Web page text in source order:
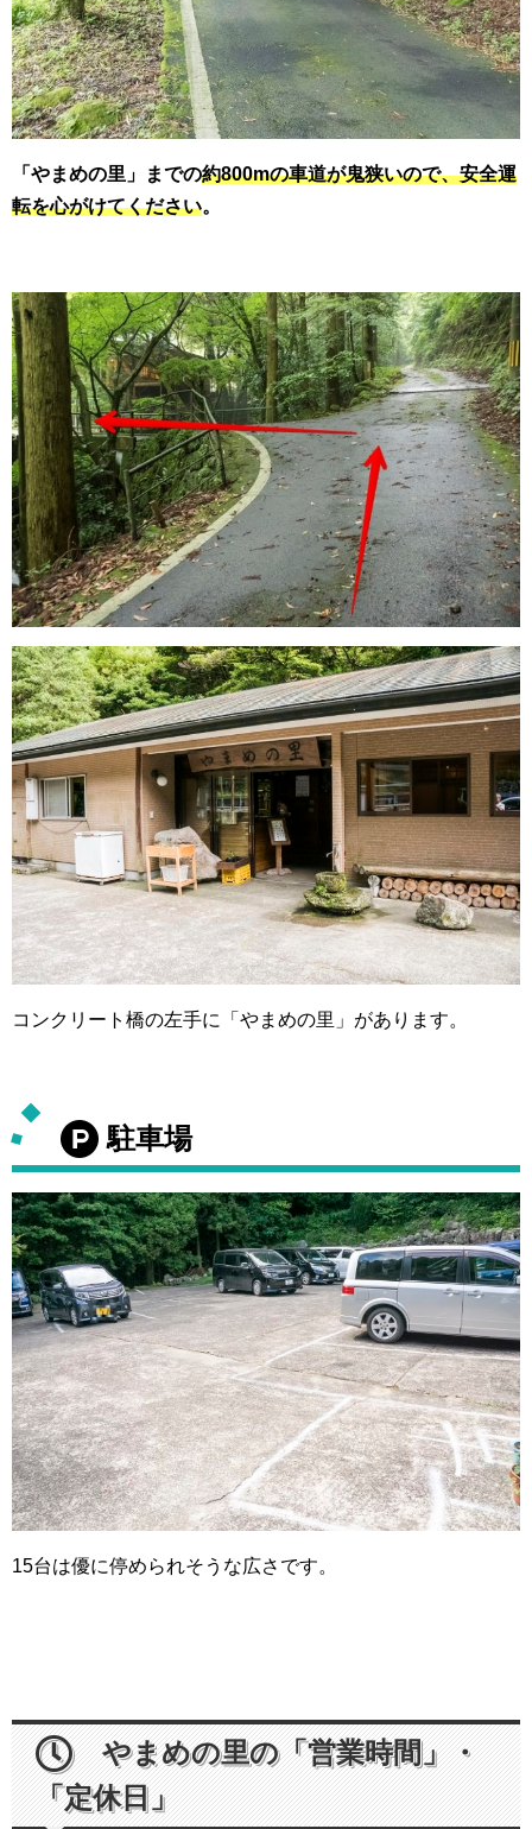
「やまめの里」までの約800mの車道が鬼狭いので、安全運
転を心がけてください。
コンクリート橋の左手に「やまめの里」があります。
駐車場
15台は優に停められそうな広さです。
やまめの里の「営業時間」・
「定休日」